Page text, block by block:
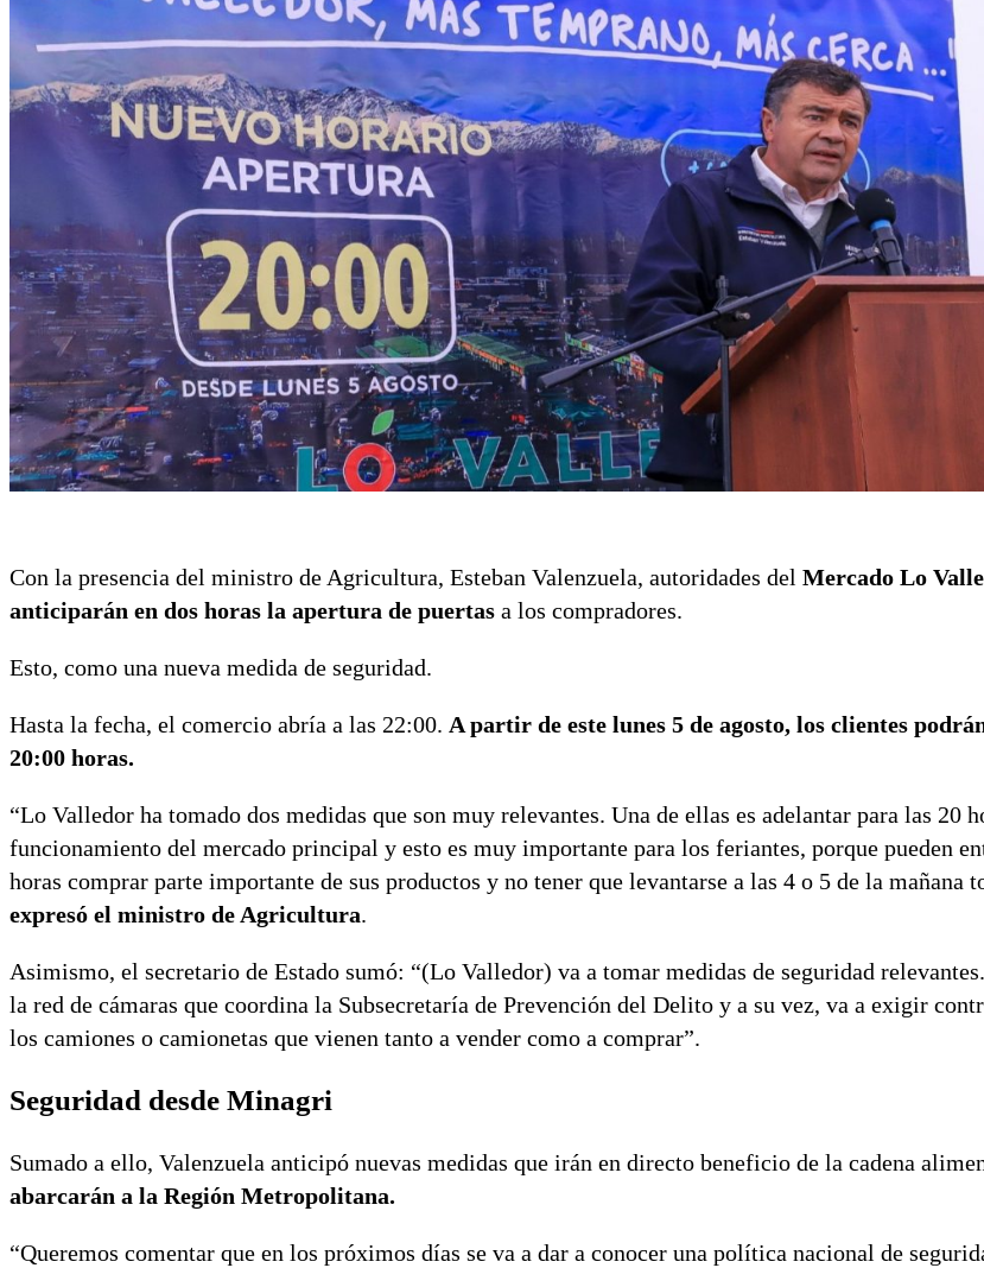
Con la presencia del ministro de Agricultura, Esteban Valenzuela, autoridades del Mercado Lo
anticiparán en dos horas la apertura de puertas a los compradores.
Esto, como una nueva medida de seguridad.
Hasta la fecha, el comercio abría a las 22:00. A partir de este lunes 5 de agosto, los clientes
20:00 horas.
“Lo Valledor ha tomado dos medidas que son muy relevantes. Una de ellas es adelantar para las 20
funcionamiento del mercado principal y esto es muy importante para los feriantes, porque pueden
horas comprar parte importante de sus productos y no tener que levantarse a las 4 o 5 de la mañana
expresó el ministro de Agricultura.
Asimismo, el secretario de Estado sumó: “(Lo Valledor) va a tomar medidas de seguridad
la red de cámaras que coordina la Subsecretaría de Prevención del Delito y a su vez, va a exigir
los camiones o camionetas que vienen tanto a vender como a comprar”.
Seguridad desde Minagri
Sumado a ello, Valenzuela anticipó nuevas medidas que irán en directo beneficio de la cadena
abarcarán a la Región Metropolitana.
“Queremos comentar que en los próximos días se va a dar a conocer una política nacional de